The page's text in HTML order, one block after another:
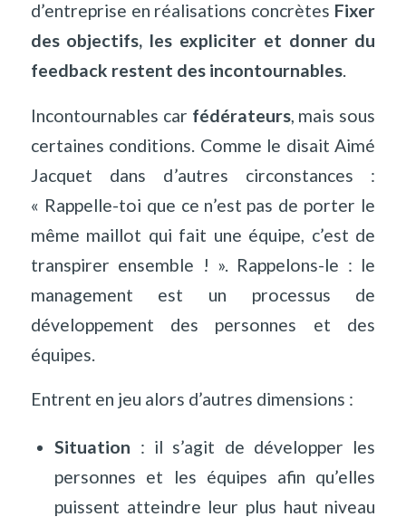
d’entreprise en réalisations concrètes Fixer
des objectifs, les expliciter et donner du
feedback restent des incontournables.
Incontournables car fédérateurs, mais sous
certaines conditions. Comme le disait Aimé
Jacquet dans d’autres circonstances :
« Rappelle-toi que ce n’est pas de porter le
même maillot qui fait une équipe, c’est de
transpirer ensemble ! ». Rappelons-le : le
management est un processus de
développement des personnes et des
équipes.
Entrent en jeu alors d’autres dimensions :
Situation : il s’agit de développer les
personnes et les équipes afin qu’elles
puissent atteindre leur plus haut niveau